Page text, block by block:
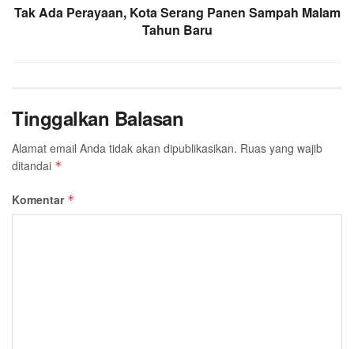
Tak Ada Perayaan, Kota Serang Panen Sampah Malam
Tahun Baru
Tinggalkan Balasan
Alamat email Anda tidak akan dipublikasikan. Ruas yang wajib
ditandai *
Komentar *